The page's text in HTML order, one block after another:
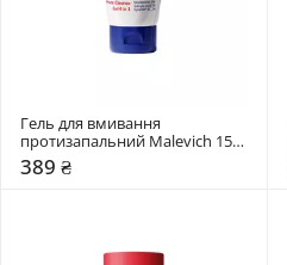
Гель для вмивання
протизапальний Malevich 150
мл
389 ₴